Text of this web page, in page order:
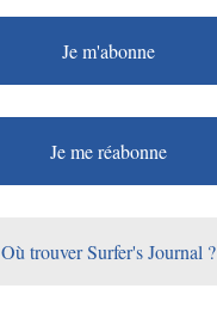
Je m'abonne
Je me réabonne
Où trouver Surfer's Journal ?